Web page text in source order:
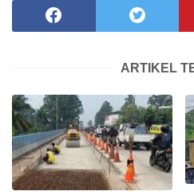
ARTIKEL